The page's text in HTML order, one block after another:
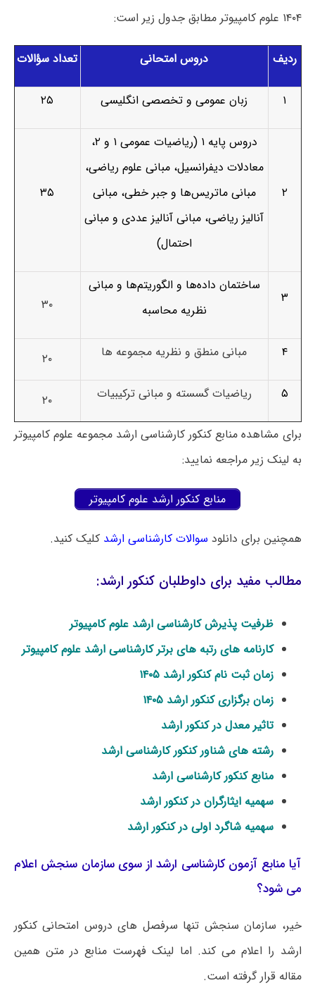
۱۴۰۴ علوم کامپیوتر مطابق جدول زیر است:
ردیف دروس امتحانی تعداد سؤالات
۱ زبان عمومی و تخصصی انگلیسی ۲۵
۲
دروس پایه ۱ (ریاضیات عمومی ۱ و ۲،
معادلات دیفرانسیل، مبانی علوم ریاضی،
مبانی ماتریس‌­ها و جبر خطی، مبانی
آنالیز ریاضی، مبانی آنالیز عددی و مبانی
احتمال)
۳۵
۳
ساختمان داده‌ها و الگوریتم‌ها و مبانی
نظریه محاسبه
۳۰
۴ مبانی منطق و نظریه مجموعه ها
۲۰
۵
ریاضیات گسسته و مبانی ترکیبیات
۲۰
برای مشاهده منابع کنکور کارشناسی ارشد مجموعه علوم کامپیوتر
به لینک زیر مراجعه نمایید:
منابع کنکور ارشد علوم کامپیوتر
همچنین برای دانلود سوالات کارشناسی ارشد کلیک کنید.
مطالب مفید برای داوطلبان کنکور ارشد:
ظرفیت پذیرش کارشناسی ارشد علوم کامپیوتر
کارنامه های رتبه های برتر کارشناسی ارشد علوم کامپیوتر
زمان ثبت نام کنکور ارشد ۱۴۰۵
زمان برگزاری کنکور ارشد ۱۴۰۵
تاثیر معدل در کنکور ارشد
رشته های شناور کنکور کارشناسی ارشد
منابع کنکور کارشناسی ارشد
سهمیه ایثارگران در کنکور ارشد
سهمیه شاگرد اولی در کنکور ارشد
آیا منابع آزمون کارشناسی ارشد از سوی سازمان سنجش اعلام
می شود؟
خیر، سازمان سنجش تنها سرفصل های دروس امتحانی کنکور
ارشد را اعلام می کند. اما لینک فهرست منابع در متن همین
مقاله قرار گرفته است.